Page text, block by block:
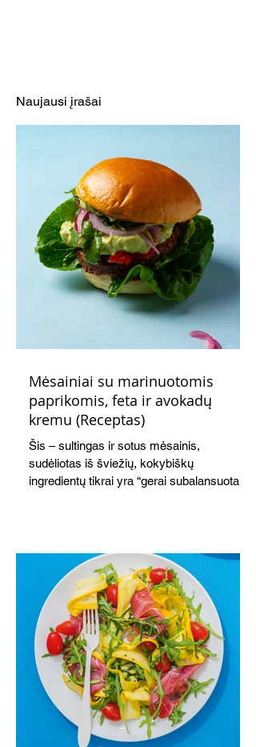
Naujausi įrašai
Mėsainiai su marinuotomis
paprikomis, feta ir avokadų
kremu (Receptas)
Šis – sultingas ir sotus mėsainis,
sudėliotas iš šviežių, kokybiškų
ingredientų tikrai yra “gerai subalansuotas
vakarienei, o ypač – visiems vasaros
susibėgimams ant pievelės prie namų.
Nepamirškite ir gėrimų. Prie šio mėsainio
skaniai dera gaivus aviečių ir apelsinų
kokteilis.